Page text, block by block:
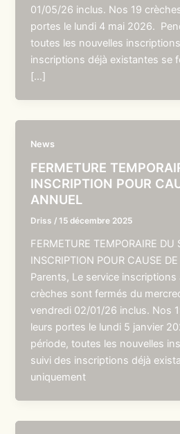
01/05/26 inclus. Nos 19
portes le lundi 4 mai 2026.
toutes les nouvelles
inscriptions déjà existantes se
[…]
News
FERMETURE
INSCRIPTION POUR
ANNUEL
Driss /15 décembre 2025
FERMETURE TEMPORAIRE DU
INSCRIPTION POUR CAUSE
Parents, Le service inscriptions
crèches sont fermés du
vendredi 02/01/26 inclus. Nos
leurs portes le lundi 5 janvier
période, toutes les nouvelles
suivi des inscriptions déjà
uniquement